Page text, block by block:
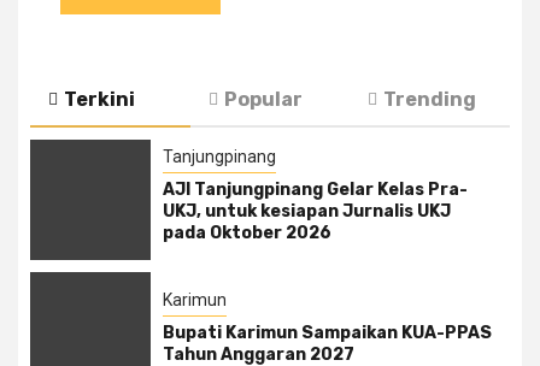
Terkini Popular Trending
Tanjungpinang
AJI Tanjungpinang Gelar Kelas Pra-
UKJ, untuk kesiapan Jurnalis UKJ
pada Oktober 2026
Karimun
Bupati Karimun Sampaikan KUA-PPAS
Tahun Anggaran 2027